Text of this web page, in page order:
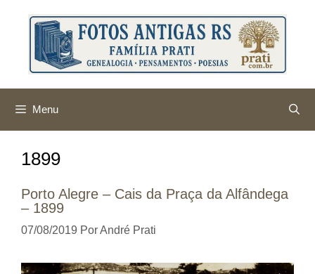
conteúdo
Menu
1899
Porto Alegre – Cais da Praça da Alfândega
– 1899
07/08/2019 PorAndré Prati